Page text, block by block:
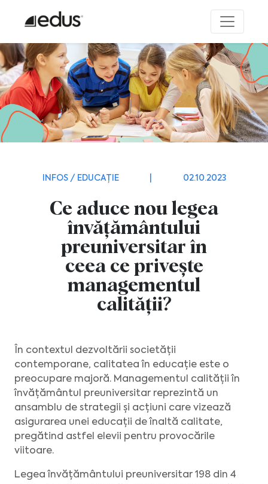
INFOS / EDUCAȚIE 02.10.2023
Ce aduce nou legea
învățământului
preuniversitar în
ceea ce privește
managementul
calității?
În contextul dezvoltării societății
contemporane, calitatea în educație este o
preocupare majoră. Managementul calității în
învățământul preuniversitar reprezintă un
ansamblu de strategii și acțiuni care vizează
asigurarea unei educații de înaltă calitate,
pregătind astfel elevii pentru provocările
viitoare.
Legea învățământului preuniversitar 198 din 4